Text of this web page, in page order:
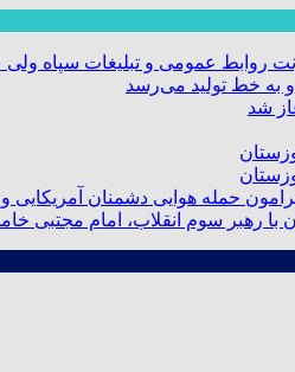
روابط عمومی و تبلیغات سپاه
به خط تولید می‌رسد
شد
حمله هوایی دشمنان
رهبر سوم انقلاب، امام مجتبی